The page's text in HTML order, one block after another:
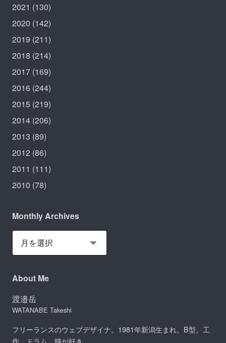
2021 (130)
2020 (142)
2019 (211)
2018 (214)
2017 (169)
2016 (244)
2015 (219)
2014 (206)
2013 (89)
2012 (86)
2011 (111)
2010 (78)
Monthly Archives
About Me
渡邉岳
WATANABE Takeshi
フリーランスのウェブデザイナ。1981年新潟生まれ。B型。工
作、ドラム、猫が好き。